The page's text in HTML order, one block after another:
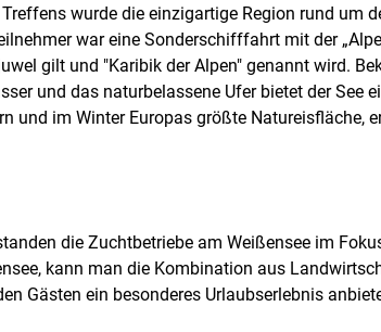
wurde die einzigartige Region rund um
war eine Sonderschifffahrt mit der
gilt und "Karibik der Alpen" genannt wird.
und das naturbelassene Ufer bietet der See
und im Winter Europas größte Natureisfläche,
die Zuchtbetriebe am Weißensee im
kann man die Kombination aus
Gästen ein besonderes Urlaubserlebnis